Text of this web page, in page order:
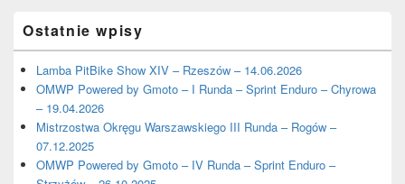
Ostatnie wpisy
Lamba PitBike Show XIV – Rzeszów – 14.06.2026
OMWP Powered by Gmoto – I Runda – Sprint Enduro – Chyrowa
– 19.04.2026
Mistrzostwa Okręgu Warszawskiego III Runda – Rogów –
07.12.2025
OMWP Powered by Gmoto – IV Runda – Sprint Enduro –